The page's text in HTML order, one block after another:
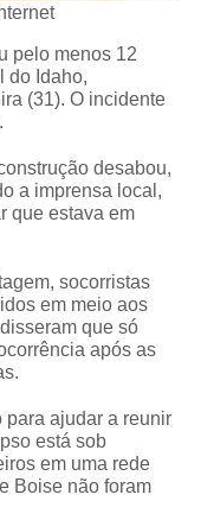
pelo menos 12
do Idaho,
(31). O incidente
desabou,
a imprensa local,
que estava em
socorristas
em meio aos
que só
após as
para ajudar a reunir
está sob
em uma rede
Boise não foram